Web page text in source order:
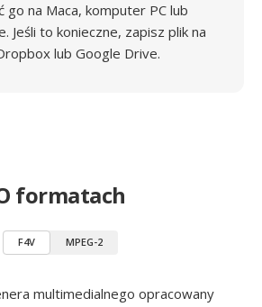
go na Maca, komputer PC lub
Jeśli to konieczne, zapisz plik na
lub Google Drive.
formatach
F4V MPEG-2
multimedialnego opracowany